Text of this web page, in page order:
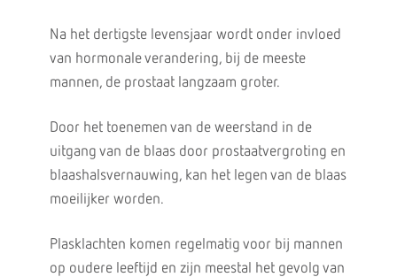
Na het dertigste levensjaar wordt onder invloed
van hormonale verandering, bij de meeste
mannen, de prostaat langzaam groter.
Door het toenemen van de weerstand in de
uitgang van de blaas door prostaatvergroting en
blaashalsvernauwing, kan het legen van de blaas
moeilijker worden.
Plasklachten komen regelmatig voor bij mannen
op oudere leeftijd en zijn meestal het gevolg van